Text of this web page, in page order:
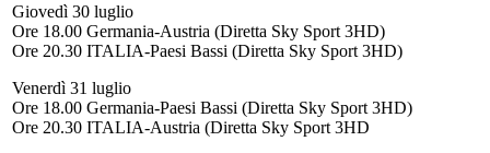
Giovedì 30 luglio
Ore 18.00 Germania-Austria (Diretta Sky Sport 3HD)
Ore 20.30 ITALIA-Paesi Bassi (Diretta Sky Sport 3HD)
Venerdì 31 luglio
Ore 18.00 Germania-Paesi Bassi (Diretta Sky Sport 3HD)
Ore 20.30 ITALIA-Austria (Diretta Sky Sport 3HD